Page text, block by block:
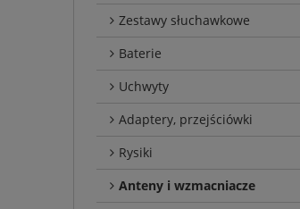
Zestawy słuchawkowe
Baterie
Uchwyty
Adaptery, przejściówki
Rysiki
Anteny i wzmacniacze